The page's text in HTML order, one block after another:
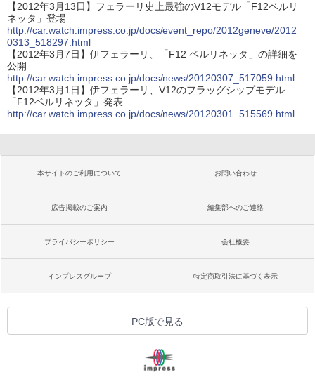
【2012年3月13日】フェラーリ史上最強のV12モデル「F12ベルリ
ネッタ」登場
http://car.watch.impress.co.jp/docs/event_repo/2012geneve/2012
0313_518297.html
【2012年3月7日】伊フェラーリ、「F12 ベルリネッタ」の詳細を
公開
http://car.watch.impress.co.jp/docs/news/20120307_517059.html
【2012年3月1日】伊フェラーリ、V12のフラッグシップモデル
「F12ベルリネッタ」発表
http://car.watch.impress.co.jp/docs/news/20120301_515569.html
本サイトのご利用について お問い合わせ
広告掲載のご案内 編集部へのご連絡
プライバシーポリシー 会社概要
インプレスグループ 特定商取引法に基づく表示
PC版で見る